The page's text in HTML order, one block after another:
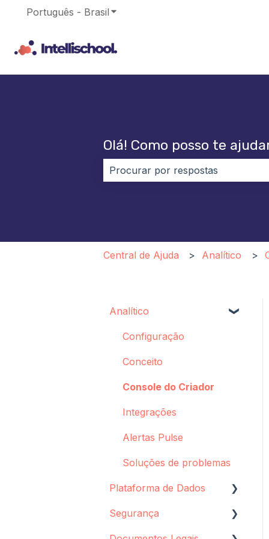
Português - Brasil Mostrar submenu para traduções
Olá! Como posso te
Central de Ajuda Analítico
Analítico
Configuração
Conceito
Console do Criador
Integrações
Alertas Pulse
Soluções de problemas
Plataforma de Dados
Configuração de fonte
Segurança